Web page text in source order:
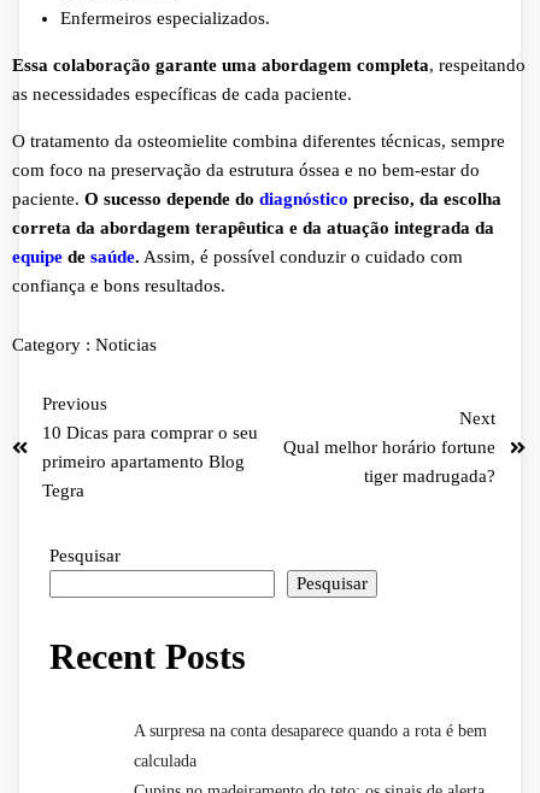
Enfermeiros especializados.
Essa colaboração garante uma abordagem completa, respeitando
as necessidades específicas de cada paciente.
O tratamento da osteomielite combina diferentes técnicas, sempre
com foco na preservação da estrutura óssea e no bem-estar do
paciente. O sucesso depende do diagnóstico preciso, da escolha
correta da abordagem terapêutica e da atuação integrada da
equipe de saúde. Assim, é possível conduzir o cuidado com
confiança e bons resultados.
Category : Noticias
Previous
10 Dicas para comprar o seu
primeiro apartamento Blog
Tegra
Next
Qual melhor horário fortune
tiger madrugada?
Pesquisar
Pesquisar
Recent Posts
A surpresa na conta desaparece quando a rota é bem
calculada